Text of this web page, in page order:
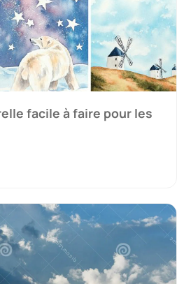
facile à faire pour les